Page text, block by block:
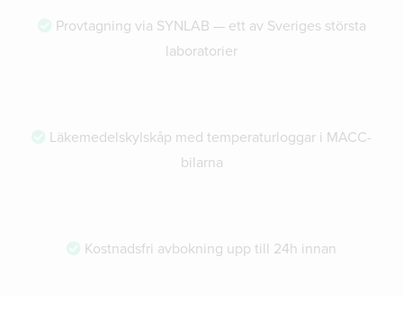
Provtagning via SYNLAB — ett av Sveriges största
laboratorier
Läkemedelskylskåp med temperaturloggar i MACC-
bilarna
Kostnadsfri avbokning upp till 24h innan